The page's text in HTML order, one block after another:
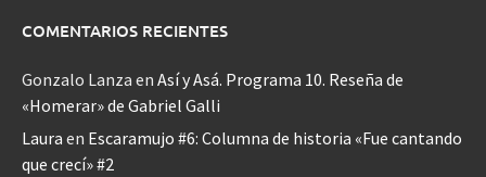
COMENTARIOS RECIENTES
Gonzalo Lanza en Así y Asá. Programa 10. Reseña de
«Homerar» de Gabriel Galli
Laura en Escaramujo #6: Columna de historia «Fue cantando
que crecí» #2